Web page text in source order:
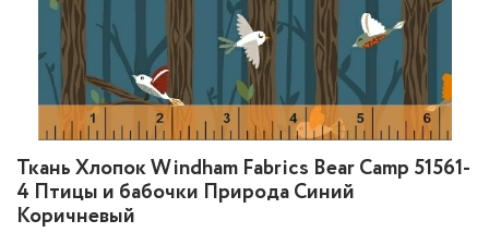
Ткань Хлопок Windham Fabrics Bear Camp 51561-
4 Птицы и бабочки Природа Синий
Коричневый